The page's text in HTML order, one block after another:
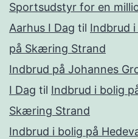
Sportsudstyr for en
Aarhus I Dag til Indbrud
på Skæring Strand
Indbrud på Johannes
I Dag til Indbrud i bolig
Skæring Strand
Indbrud i bolig på